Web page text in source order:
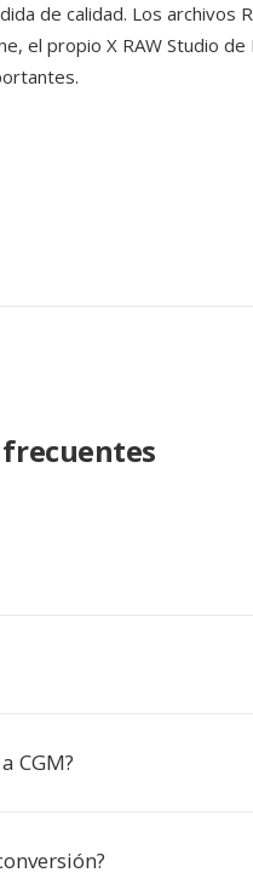
de calidad. Los archivos
el propio X RAW Studio de
CGM?